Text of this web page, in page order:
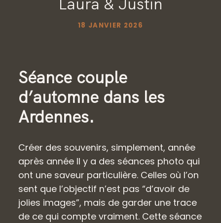
18 JANVIER 2026
Séance couple
d’automne dans les
Ardennes.
Créer des souvenirs, simplement, année
après année Il y a des séances photo qui
ont une saveur particulière. Celles où l’on
sent que l’objectif n’est pas “d’avoir de
jolies images”, mais de garder une trace
de ce qui compte vraiment. Cette séance